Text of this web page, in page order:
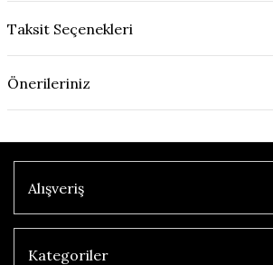
Taksit Seçenekleri
Önerileriniz
Alışveriş
Kategoriler